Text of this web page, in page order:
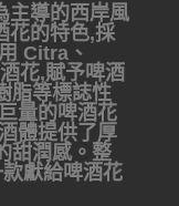
主導的西岸風
花的特色,採
Citra、
花,賦予啤酒
脂等標誌性
量的啤酒花
體提供了厚
甜潤感。整
獻給啤酒花